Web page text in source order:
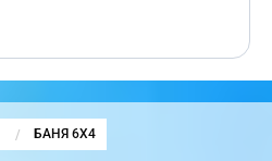
CURRENT:
БАНЯ 6Х4